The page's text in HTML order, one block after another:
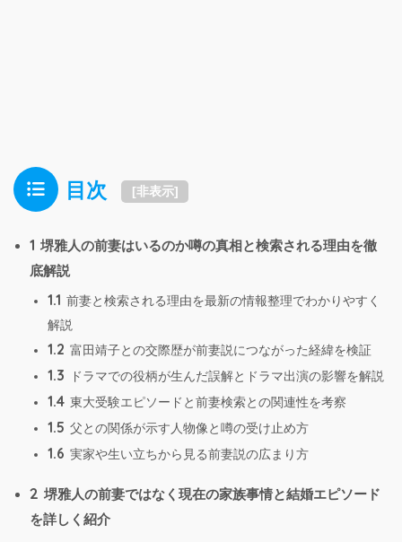
目次 [非表示]
1 堺雅人の前妻はいるのか噂の真相と検索される理由を徹
底解説
1.1 前妻と検索される理由を最新の情報整理でわかりやすく
解説
1.2 富田靖子との交際歴が前妻説につながった経緯を検証
1.3 ドラマでの役柄が生んだ誤解とドラマ出演の影響を解説
1.4 東大受験エピソードと前妻検索との関連性を考察
1.5 父との関係が示す人物像と噂の受け止め方
1.6 実家や生い立ちから見る前妻説の広まり方
2 堺雅人の前妻ではなく現在の家族事情と結婚エピソード
を詳しく紹介